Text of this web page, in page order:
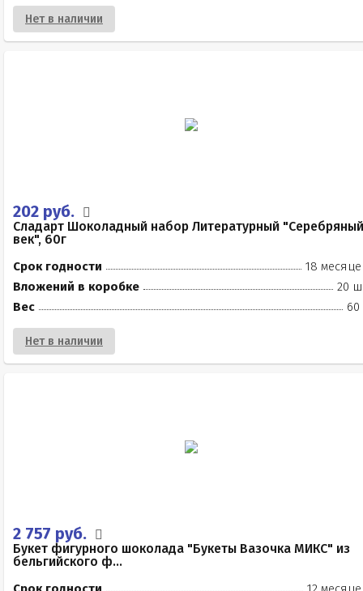
Нет в наличии
202 руб.
Сладарт Шоколадный набор Литературный "Серебряный
век", 60г
Срок годности
18
Вложений в коробке
20
Вес
60
Нет в наличии
2 757 руб.
Букет фигурного шоколада "Букеты Вазочка МИКС" из
бельгийского ф...